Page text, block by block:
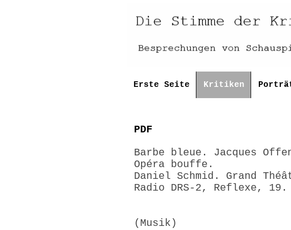
Erste Seite Kritiken
PDF
Barbe bleue. Jacques
Opéra
Daniel Schmid. Grand
Radio DRS-2, Reflexe, 19.
(Musik)